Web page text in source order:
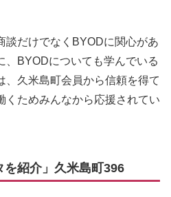
談だけでなくBYODに関心があ
、BYODについても学んでいる
、久米島町会員から信頼を得て
くためみんなから応援されてい
紹介」久米島町396